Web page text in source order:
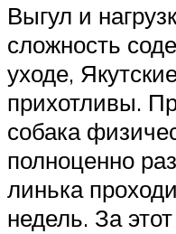
Выгул и
сложность
уходе,
прихотливы.
собака
полноценно
линька
недель. За